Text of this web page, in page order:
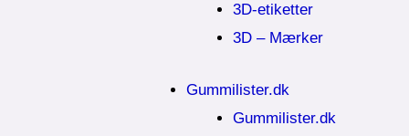
3D-etiketter
3D – Mærker
Gummilister.dk
Gummilister.dk